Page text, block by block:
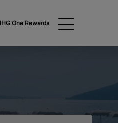
IHG One Rewards